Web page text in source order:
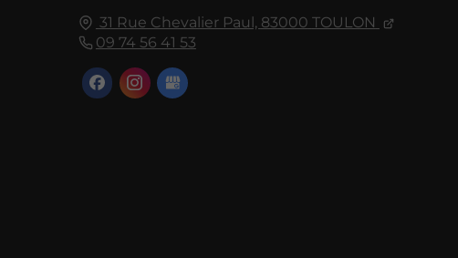
31 Rue Chevalier Paul, 83000 TOULON
09 74 56 41 53